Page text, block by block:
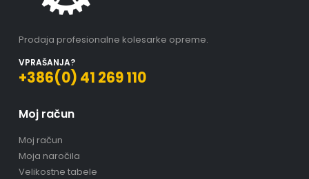
Prodaja profesionalne kolesarke opreme.
VPRAŠANJA?
+386(0) 41 269 110
Moj račun
Moj račun
Moja naročila
Velikostne tabele